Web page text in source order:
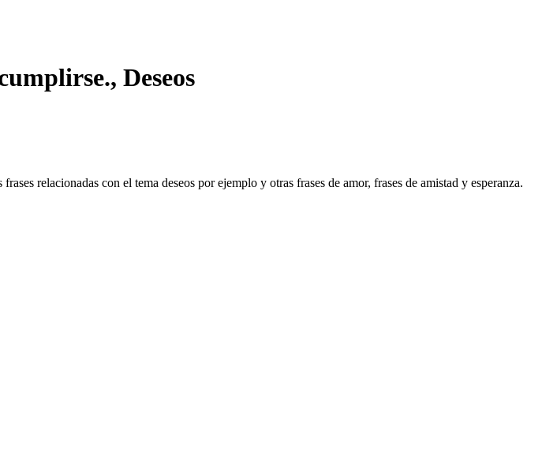
Deseos
relacionadas con el tema deseos por ejemplo y otras frases de amor, frases de amistad y esperanza.